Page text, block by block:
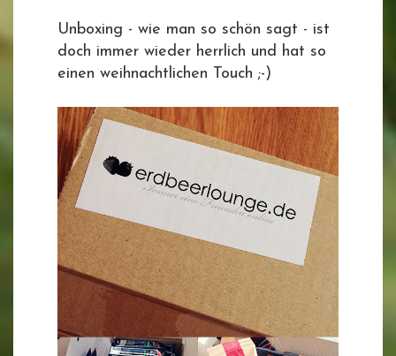
Unboxing - wie man so schön sagt - ist
doch immer wieder herrlich und hat so
einen weihnachtlichen Touch ;-)